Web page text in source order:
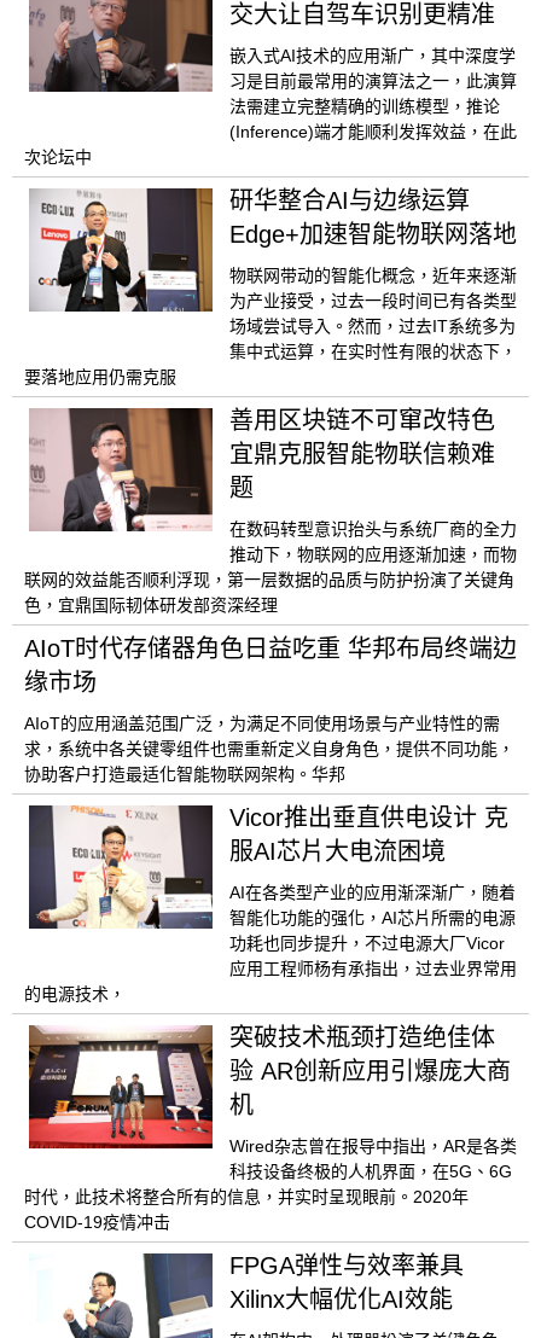
交大让自驾车识别更精准
嵌入式AI技术的应用渐广，其中深度学
习是目前最常用的演算法之一，此演算
法需建立完整精确的训练模型，推论
(Inference)端才能顺利发挥效益，在此
次论坛中
研华整合AI与边缘运算
Edge+加速智能物联网落地
物联网带动的智能化概念，近年来逐渐
为产业接受，过去一段时间已有各类型
场域尝试导入。然而，过去IT系统多为
集中式运算，在实时性有限的状态下，
要落地应用仍需克服
善用区块链不可窜改特色
宜鼎克服智能物联信赖难
题
在数码转型意识抬头与系统厂商的全力
推动下，物联网的应用逐渐加速，而物
联网的效益能否顺利浮现，第一层数据的品质与防护扮演了关键角
色，宜鼎国际韧体研发部资深经理
AIoT时代存储器角色日益吃重 华邦布局终端边
缘市场
AIoT的应用涵盖范围广泛，为满足不同使用场景与产业特性的需
求，系统中各关键零组件也需重新定义自身角色，提供不同功能，
协助客户打造最适化智能物联网架构。华邦
Vicor推出垂直供电设计 克
服AI芯片大电流困境
AI在各类型产业的应用渐深渐广，随着
智能化功能的强化，AI芯片所需的电源
功耗也同步提升，不过电源大厂Vicor
应用工程师杨有承指出，过去业界常用
的电源技术，
突破技术瓶颈打造绝佳体
验 AR创新应用引爆庞大商
机
Wired杂志曾在报导中指出，AR是各类
科技设备终极的人机界面，在5G、6G
时代，此技术将整合所有的信息，并实时呈现眼前。2020年
COVID-19疫情冲击
FPGA弹性与效率兼具
Xilinx大幅优化AI效能